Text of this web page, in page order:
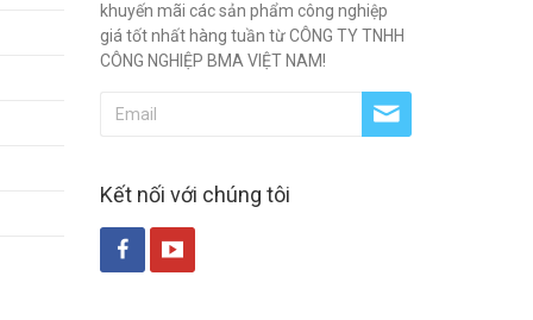
khuyến mãi các sản phẩm công nghiệp
giá tốt nhất hàng tuần từ CÔNG TY TNHH
CÔNG NGHIỆP BMA VIỆT NAM!
Kết nối với chúng tôi